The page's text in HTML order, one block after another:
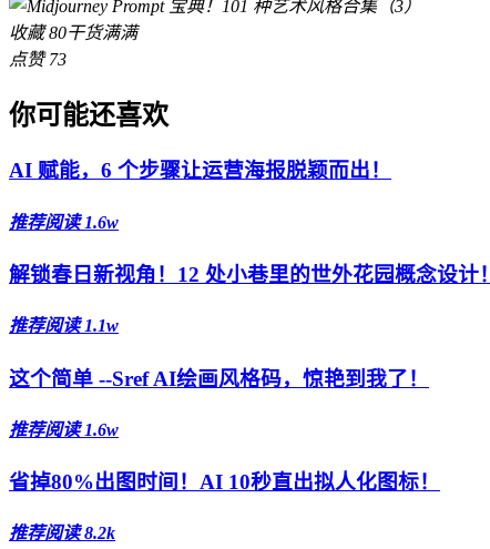
收藏 80干货满满
点赞 73
你可能还喜欢
AI 赋能，6 个步骤让运营海报脱颖而出！
推荐阅读 1.6w
解锁春日新视角！12 处小巷里的世外花园概念设计！
推荐阅读 1.1w
这个简单 --Sref AI绘画风格码，惊艳到我了！
推荐阅读 1.6w
省掉80%出图时间！AI 10秒直出拟人化图标！
推荐阅读 8.2k